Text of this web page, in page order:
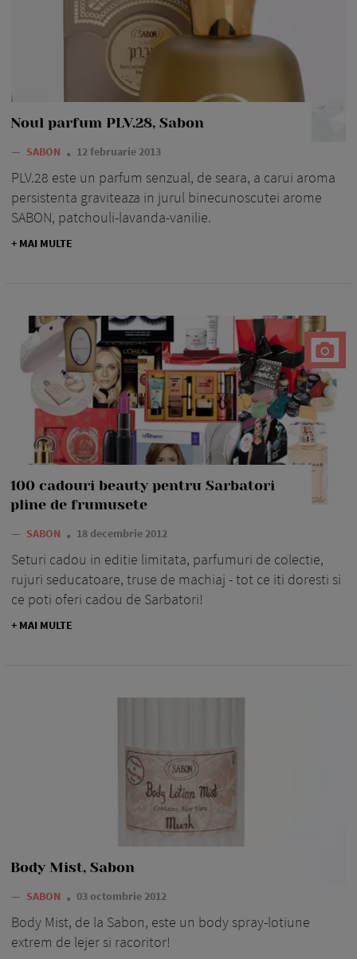
Noul parfum PLV.28, Sabon
— SABON 12 februarie 2013
PLV.28 este un parfum senzual, de seara, a carui aroma
persistenta graviteaza in jurul binecunoscutei arome
SABON, patchouli-lavanda-vanilie.
+ MAI MULTE
100 cadouri beauty pentru Sarbatori
pline de frumusete
— SABON 18 decembrie 2012
Seturi cadou in editie limitata, parfumuri de colectie,
rujuri seducatoare, truse de machiaj - tot ce iti doresti si
ce poti oferi cadou de Sarbatori!
+ MAI MULTE
Body Mist, Sabon
— SABON 03 octombrie 2012
Body Mist, de la Sabon, este un body spray-lotiune
extrem de lejer si racoritor!